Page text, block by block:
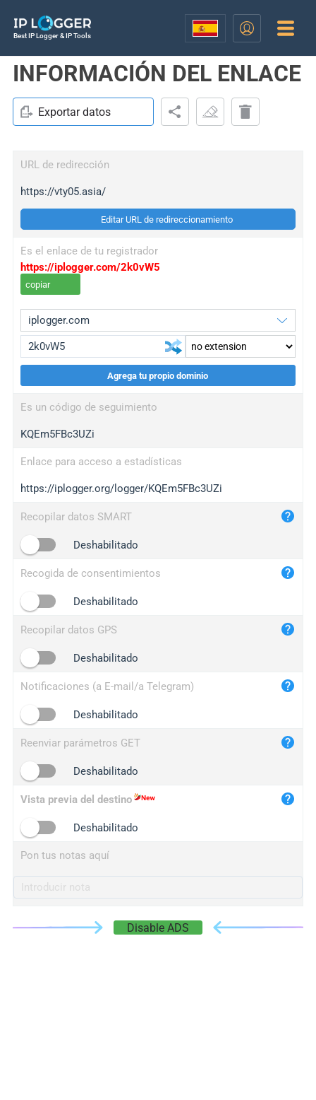
Best IP Logger & IP Tools
INFORMACIÓN DEL ENLACE
Exportar datos
URL de redirección
https://vty05.asia/
Editar URL de redireccionamiento
Es el enlace de tu registrador
https://iplogger.com/2k0vW5
copiar
wl.gl
ed.tc
iplogger.com
maper.info
2no.co
yip.su
iplogger.info
Agrega tu propio dominio
Es un código de seguimiento
KQEm5FBc3UZi
Enlace para acceso a estadísticas
https://iplogger.org/logger/KQEm5FBc3UZi
Recopilar datos SMART
Deshabilitado
Recogida de consentimientos
Deshabilitado
Recopilar datos GPS
Deshabilitado
Notificaciones (a E-mail/a Telegram)
Deshabilitado
Reenviar parámetros GET
Deshabilitado
Vista previa del destino
Deshabilitado
Pon tus notas aquí
Disable ADS